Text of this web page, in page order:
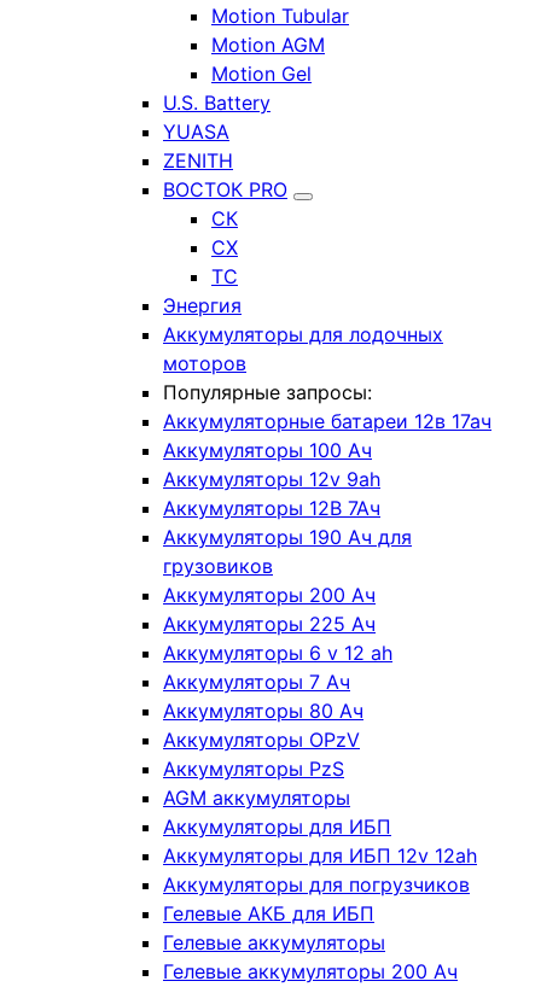
Motion Tubular
Motion AGM
Motion Gel
U.S. Battery
YUASA
ZENITH
ВОСТОК PRO
СК
СХ
ТС
Энергия
Аккумуляторы для лодочных
моторов
Популярные запросы:
Аккумуляторные батареи 12в 17ач
Аккумуляторы 100 Ач
Аккумуляторы 12v 9ah
Аккумуляторы 12В 7Ач
Аккумуляторы 190 Ач для
грузовиков
Аккумуляторы 200 Ач
Аккумуляторы 225 Ач
Аккумуляторы 6 v 12 ah
Аккумуляторы 7 Ач
Аккумуляторы 80 Ач
Аккумуляторы OPzV
Аккумуляторы PzS
AGM аккумуляторы
Аккумуляторы для ИБП
Аккумуляторы для ИБП 12v 12ah
Аккумуляторы для погрузчиков
Гелевые АКБ для ИБП
Гелевые аккумуляторы
Гелевые аккумуляторы 200 Ач